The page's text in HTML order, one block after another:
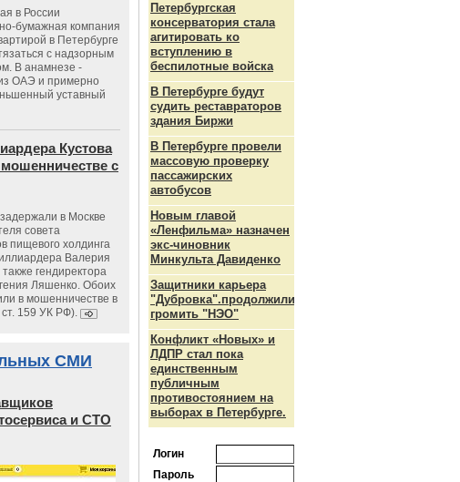
в России
бумажная компания
в Петербурге
с надзорным
В анамнезе -
ОАЭ и примерно
уставный
Кустова
с
в Москве
совета
пищевого холдинга
Валерия
также гендиректора
Ляшенко. Обоих
в мошенничестве в
159 УК РФ).
СМИ
и СТО
Петербургская
консерватория стала
агитировать ко
вступлению в
беспилотные войска
В Петербурге будут
судить реставраторов
здания Биржи
В Петербурге провели
массовую проверку
пассажирских
автобусов
Новым главой
«Ленфильма» назначен
экс-чиновник
Минкульта Давиденко
Защитники карьера
"Дубровка".продолжили
громить "НЭО"
Конфликт «Новых» и
ЛДПР стал пока
единственным
публичным
противостоянием на
выборах в Петербурге.
Логин
Пароль